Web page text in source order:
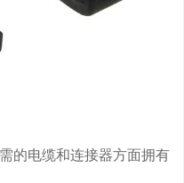
的电缆和连接器方面拥有